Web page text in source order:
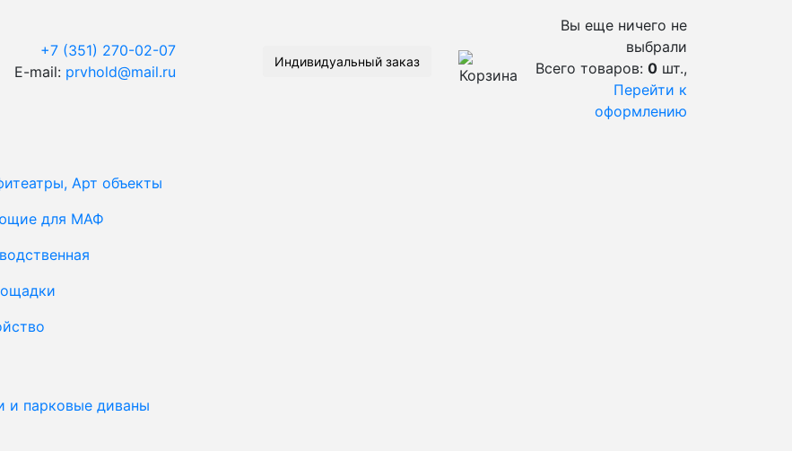
+7 (351) 270-02-07
E-mail: prvhold@mail.ru
Индивидуальный заказ
Вы еще ничего не
выбрали
Всего товаров: 0 шт.,
Перейти к
оформлению
Арт объекты
для МАФ
и парковые диваны